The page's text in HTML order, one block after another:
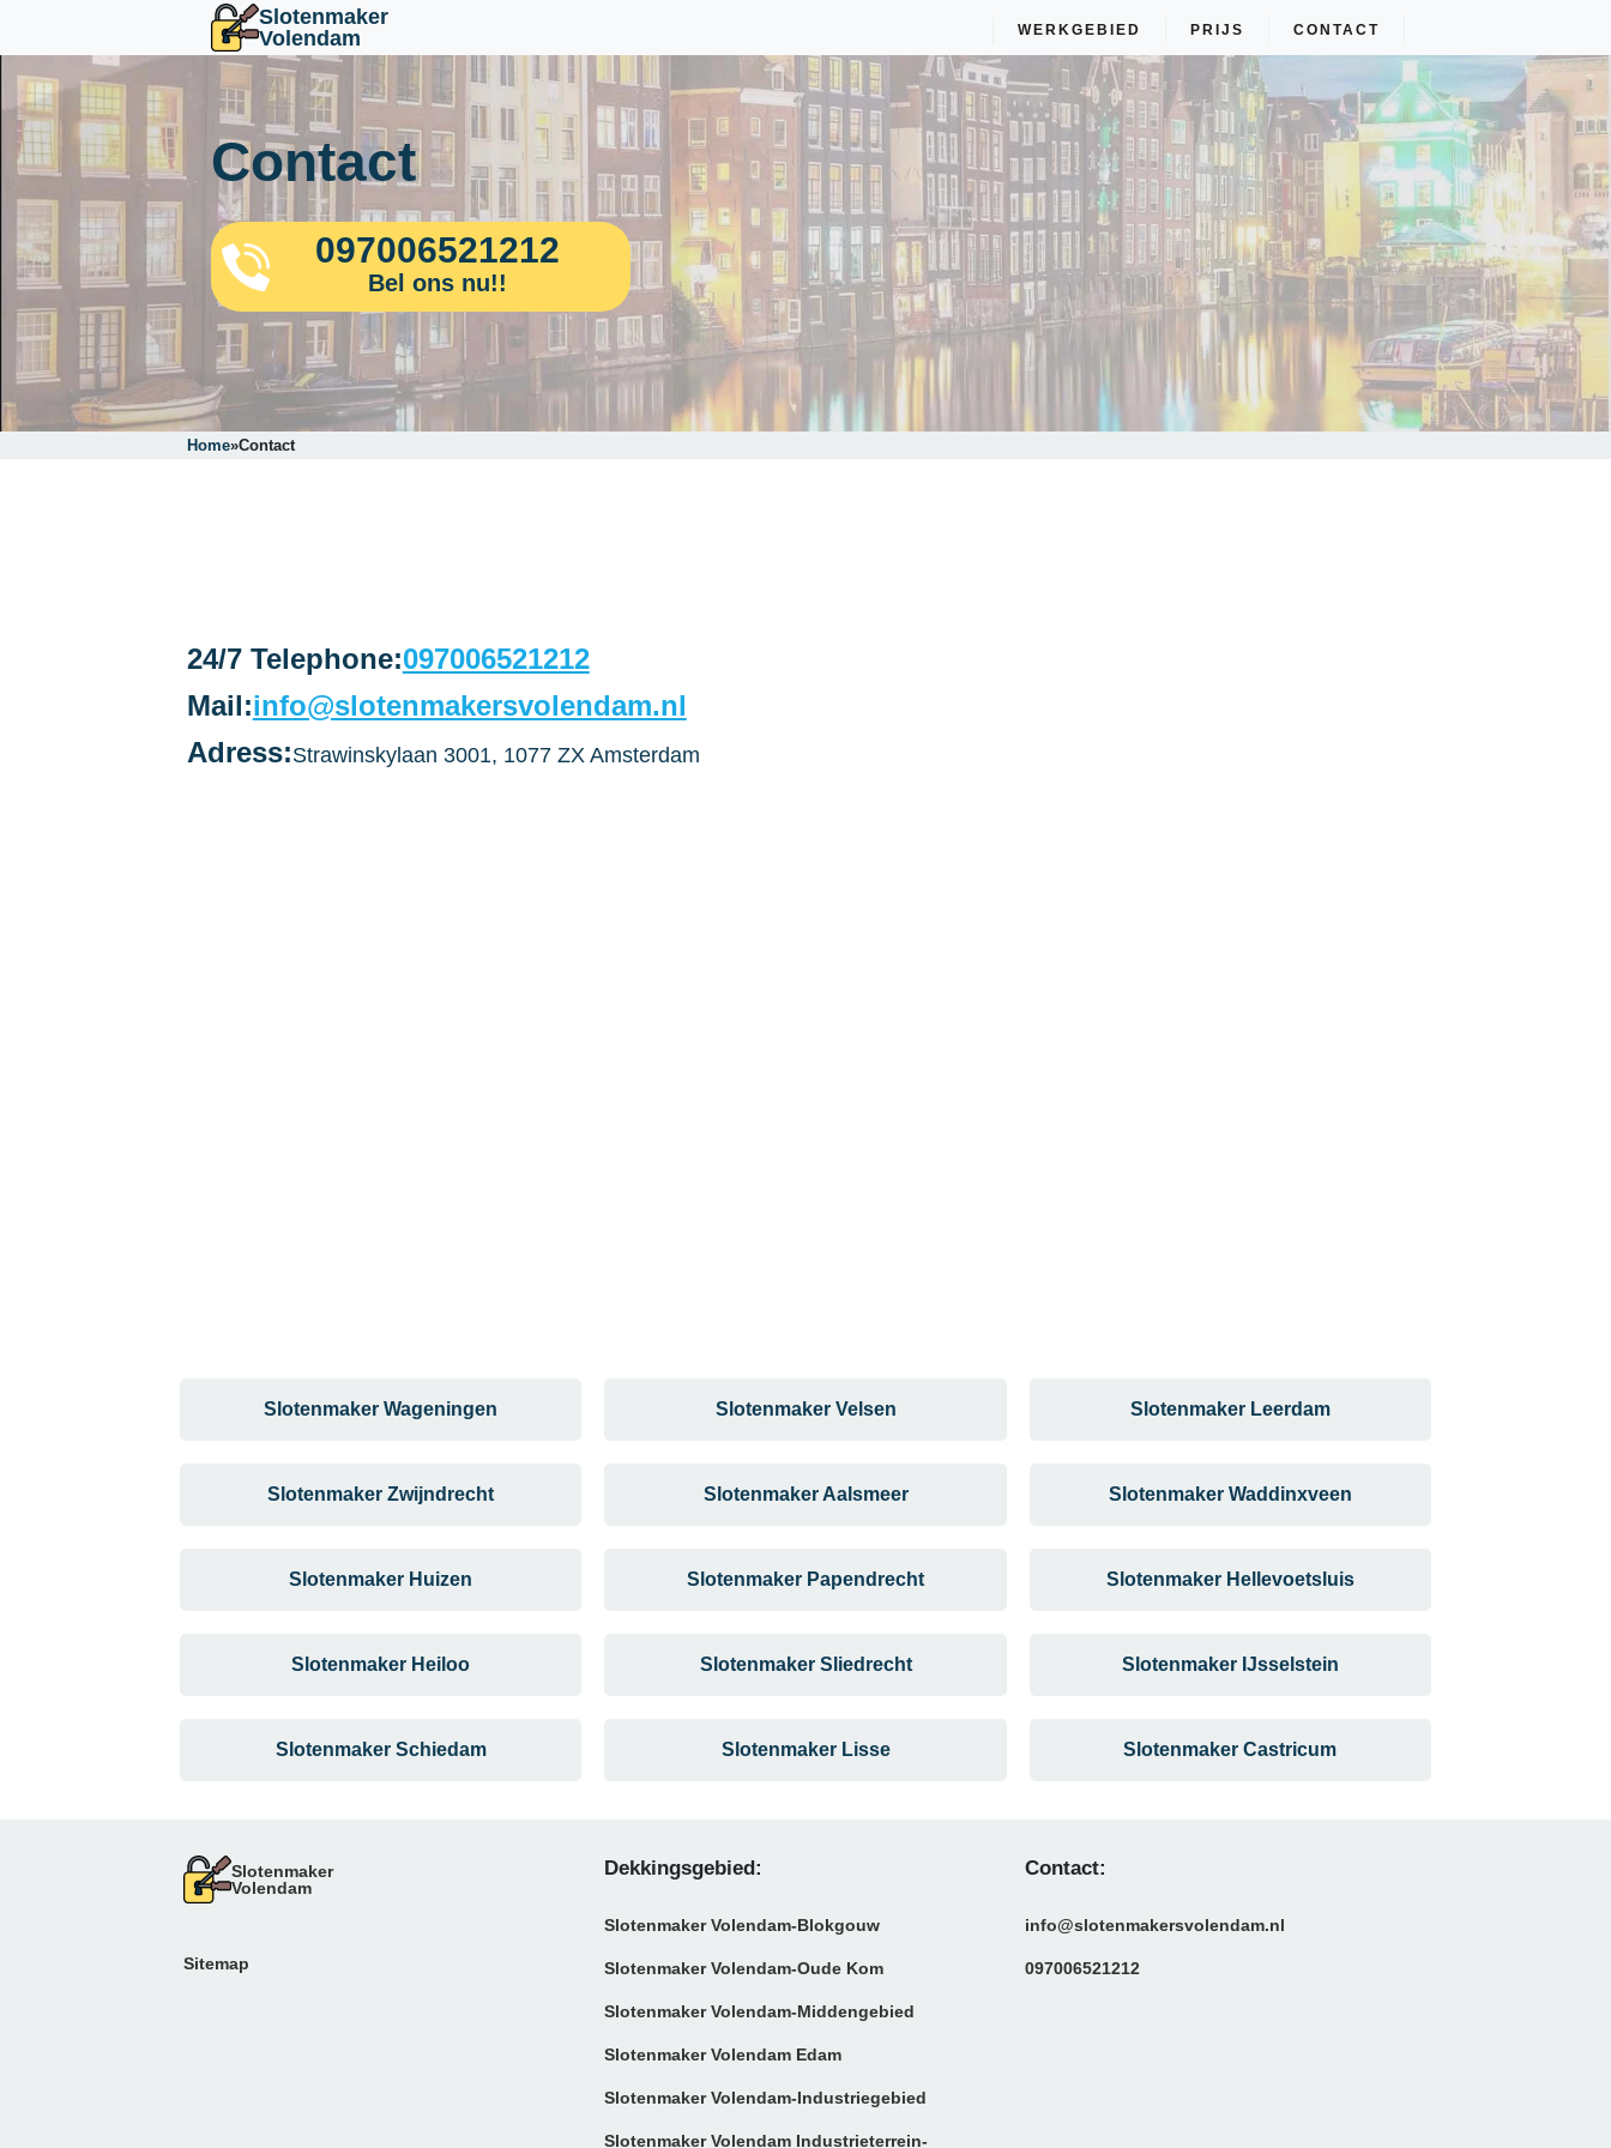
Slotenmaker
Volendam
WERKGEBIED PRIJS CONTACT
Contact
097006521212
Bel ons nu!!
Home»Contact
24/7 Telephone:097006521212
Mail:info@slotenmakersvolendam.nl
Adress:Strawinskylaan 3001, 1077 ZX Amsterdam
Slotenmaker Wageningen Slotenmaker Velsen Slotenmaker Leerdam
Slotenmaker Zwijndrecht Slotenmaker Aalsmeer Slotenmaker Waddinxveen
Slotenmaker Huizen Slotenmaker Papendrecht Slotenmaker Hellevoetsluis
Slotenmaker Heiloo Slotenmaker Sliedrecht Slotenmaker IJsselstein
Slotenmaker Schiedam Slotenmaker Lisse Slotenmaker Castricum
Slotenmaker
Volendam
Sitemap
Dekkingsgebied:
Slotenmaker Volendam-Blokgouw
Slotenmaker Volendam-Oude Kom
Slotenmaker Volendam-Middengebied
Slotenmaker Volendam Edam
Slotenmaker Volendam-Industriegebied
Slotenmaker Volendam Industrieterrein-
Contact:
info@slotenmakersvolendam.nl
097006521212